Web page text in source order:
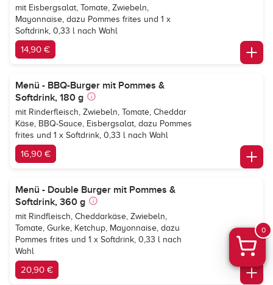
mit Eisbergsalat, Tomate, Zwiebeln,
Mayonnaise, dazu Pommes frites und 1 x
Softdrink, 0,33 l nach Wahl
14,90 €
Menü - BBQ-Burger mit Pommes &
Softdrink, 180 g
mit Rinderfleisch, Zwiebeln, Tomate, Cheddar
Käse, BBQ-Sauce, Eisbergsalat, dazu Pommes
frites und 1 x Softdrink, 0,33 l nach Wahl
16,90 €
Menü - Double Burger mit Pommes &
Softdrink, 360 g
mit Rindfleisch, Cheddarkäse, Zwiebeln,
Tomate, Gurke, Ketchup, Mayonnaise, dazu
Pommes frites und 1 x Softdrink, 0,33 l nach
Wahl
20,90 €
0